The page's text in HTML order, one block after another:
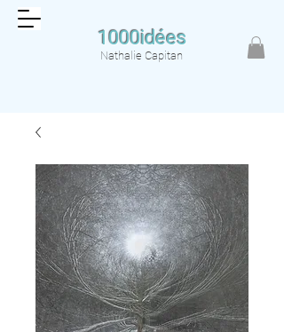
1000idées
Nathalie Capitan